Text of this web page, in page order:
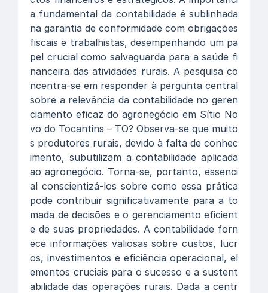
a fundamental da contabilidade é sublinhada
na garantia de conformidade com obrigações
fiscais e trabalhistas, desempenhando um pa
pel crucial como salvaguarda para a saúde fi
nanceira das atividades rurais. A pesquisa co
ncentra-se em responder à pergunta central
sobre a relevância da contabilidade no geren
ciamento eficaz do agronegócio em Sítio No
vo do Tocantins – TO? Observa-se que muito
s produtores rurais, devido à falta de conhec
imento, subutilizam a contabilidade aplicada
ao agronegócio. Torna-se, portanto, essenci
al conscientizá-los sobre como essa prática
pode contribuir significativamente para a to
mada de decisões e o gerenciamento eficient
e de suas propriedades. A contabilidade forn
ece informações valiosas sobre custos, lucr
os, investimentos e eficiência operacional, el
ementos cruciais para o sucesso e a sustent
abilidade das operações rurais. Dada a centr